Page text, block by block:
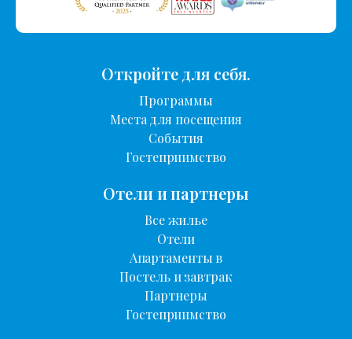
Откройте для себя.
Программы
Места для посещения
События
Гостеприимство
Отели и партнеры
Все жилье
Отели
Апартаменты в
Постель и завтрак
Партнеры
Гостеприимство